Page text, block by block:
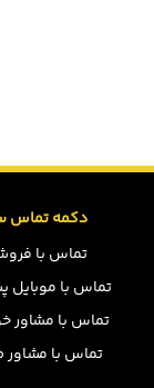
دکمه تماس
تماس با
تماس با موبایل
تماس با مشاور
تماس با